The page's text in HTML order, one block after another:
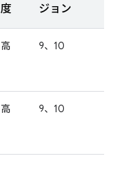
度
ジョン
高 9、10
高 9、10